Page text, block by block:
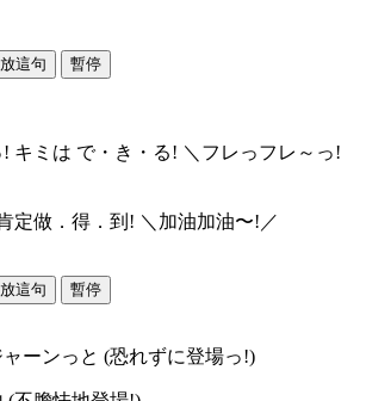
這句 暫停
キミは で・き・る! ＼フレっフレ～っ!
定做．得．到! ＼加油加油〜!／
這句 暫停
ーンっと (恐れずに登場っ!)